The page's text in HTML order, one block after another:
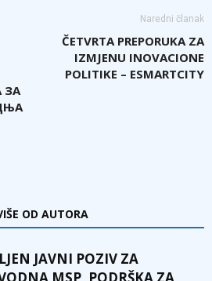
ЗА
Naredni članak
ČETVRTA PREPORUKA ZA
IZMJENU INOVACIONE
POLITIKE – ESMARTCITY
OD AUTORA
JAVNI POZIV ZA